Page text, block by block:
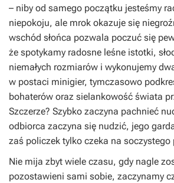
– niby od samego początku jesteśmy
niepokoju, ale mrok okazuje się
wschód słońca pozwala poczuć się
że spotykamy radosne leśne istotki,
niemałych rozmiarów i wykonujemy
w postaci minigier, tymczasowo
bohaterów oraz sielankowość świata
Szczerze? Szybko zaczyna pachnieć
odbiorca zaczyna się nudzić, jego
zaś policzek tylko czeka na soczystego
Nie mija zbyt wiele czasu, gdy nagle
pozostawieni sami sobie, zaczynamy